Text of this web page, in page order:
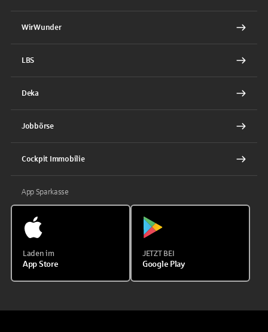
WirWunder
LBS
Deka
Jobbörse
Cockpit Immobilie
App Sparkasse
Laden im
App Store
JETZT BEI
Google Play